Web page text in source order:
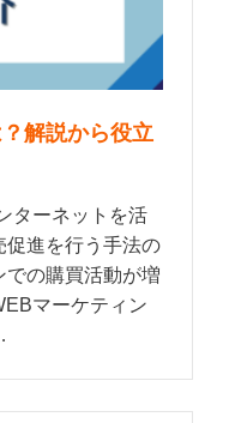
解説から役立
ターネットを活
促進を行う手法の
での購買活動が増
マーケティン